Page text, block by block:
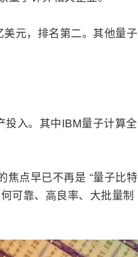
元，排名第二。其他量子
投入。其中IBM量子计算全
焦点早已不再是 “量子比特
可靠、高良率、大批量制